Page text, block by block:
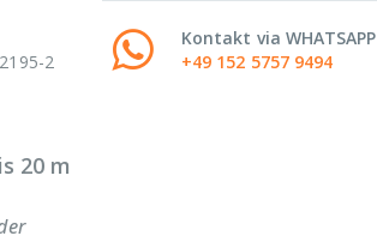
2
20 m
Kontakt via WHATSAPP
+49 152 5757 9494